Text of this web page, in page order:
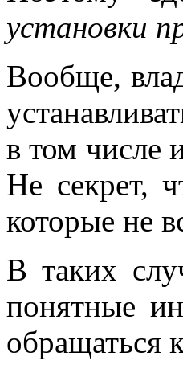
установки
Вообще,
в том числе
Не секрет,
которые не
В таких
понятные
обращаться